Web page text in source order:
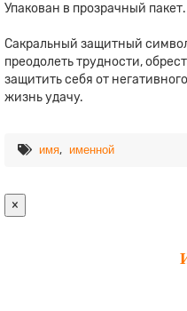
Упакован в прозрачный
Сакральный защитный
преодолеть трудности,
защитить себя от
жизнь удачу.
имя, именной
×